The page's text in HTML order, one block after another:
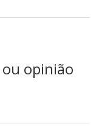
opinião